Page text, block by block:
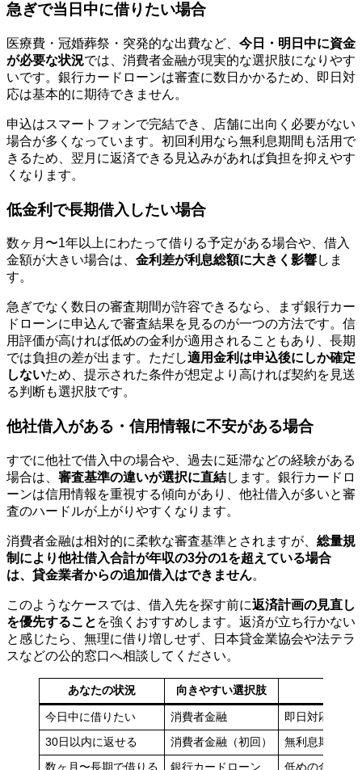
急ぎで当日中に借りたい場合
医療費・冠婚葬祭・突発的な出費など、 今日・明日中に資金
が必要な状況では、消費者金融が現実的な選択肢になりやす
いです。銀行カードローンは審査に数日かかるため、即日対
応は基本的に期待できません。
申込はスマートフォンで完結でき、店舗に出向く必要がない
場合が多くなっています。初回利用なら無利息期間も活用で
きるため、翌月に返済できる見込みがあれば負担を抑えやす
くなります。
低金利で長期借入したい場合
数ヶ月〜1年以上にわたって借りる予定がある場合や、借入
金額が大きい場合は、 金利差が利息総額に大きく影響しま
す。
急ぎでなく数日の審査期間が許容できるなら、まず銀行カー
ドローンに申込んで審査結果を見るのが一つの方法です。信
用評価が高ければ低めの金利が適用されることもあり、長期
では負担の差が出ます。ただし適用金利は申込後にしか確定
しないため、提示された条件が想定より高ければ契約を見送
る判断も選択肢です。
他社借入がある・信用情報に不安がある場合
すでに他社で借入中の場合や、過去に延滞などの経験がある
場合は、 審査基準の違いが選択に直結します。銀行カードロ
ーンは信用情報を重視する傾向があり、他社借入が多いと審
査のハードルが上がりやすくなります。
消費者金融は相対的に柔軟な審査基準とされますが、 総量規
制により他社借入合計が年収の3分の1を超えている場合
は、貸金業者からの追加借入はできません。
このようなケースでは、借入先を探す前に返済計画の見直し
を優先すること を強くおすすめします。返済が立ち行かない
と感じたら、無理に借り増しせず、日本貸金業協会や法テラ
スなどの公的窓口へ相談してください。
あなたの状況 向きやすい選択肢
今日中に借りたい 消費者金融 即日対応の例
30日以内に返せる 消費者金融（初回） 無利息期間で
数ヶ月〜長期で借りる 銀行カードローン 低めの金利で